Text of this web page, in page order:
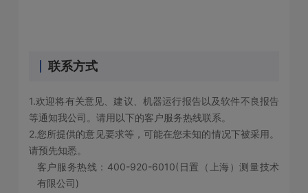
联系方式
1.欢迎将有关意见、建议、机器运行报告以及软件不良报告
等通知我公司。请用以下的客户服务热线联系。
2.您所提供的意见要求等，可能在您未知的情况下被采用。
请预先知悉。
客户服务热线：400-920-6010(日置（上海）测量技术
有限公司)